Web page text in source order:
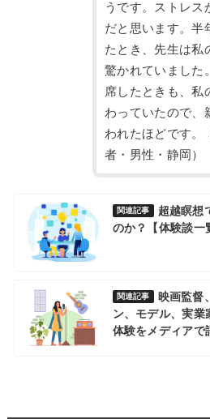
うです。ストレス
だと思います。半
たとき、先生は私
驚かれていました
席したときも、私
わっていたので、
われたほどです。
者・男性・静岡）
関連記事
超越瞑想
のか？【体験談一
関連記事
映画監督
ン、モデル、実
体験をメディアで